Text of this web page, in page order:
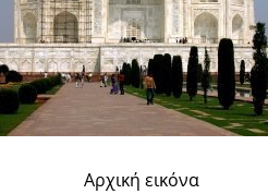
Αρχική εικόνα